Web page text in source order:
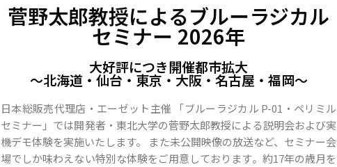
菅野太郎教授によるブルーラジカル
セミナー 2026年
大好評につき開催都市拡大
〜北海道・仙台・東京・大阪・名古屋・福岡〜
日本総販売代理店・エーゼット主催 「ブルーラジカル P-01・ペリミル
セミナー」では開発者・東北大学の菅野太郎教授による説明会および実
機デモ体験を実施いたします。 また未公開映像の放送など、セミナー会
場でしか味わえない特別な体験をご用意しております。約17年の歳月を